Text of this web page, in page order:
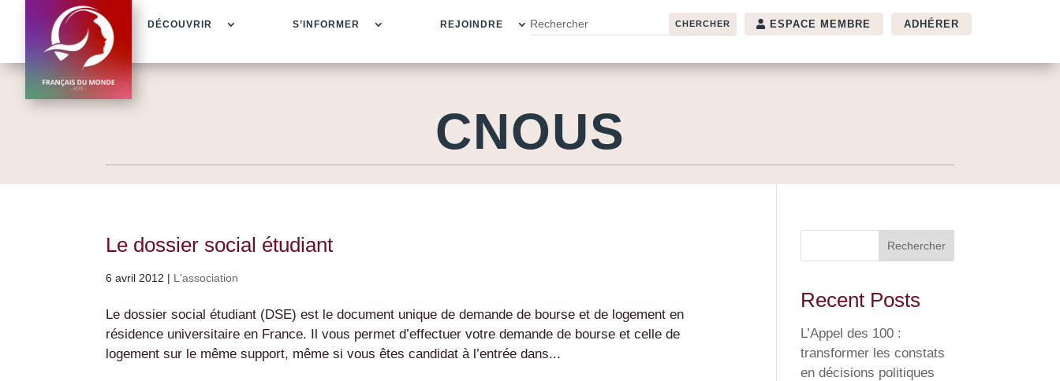
DÉCOUVRIR S’INFORMER REJOINDRE ESPACE MEMBRE ADHÉRER
CNOUS
Le dossier social étudiant
6 avril 2012 | L'association
Le dossier social étudiant (DSE) est le document unique de demande de bourse et de logement en
résidence universitaire en France. Il vous permet d’effectuer votre demande de bourse et celle de
logement sur le même support, même si vous êtes candidat à l’entrée dans...
Rechercher
Recent Posts
L’Appel des 100 :
transformer les constats
en décisions politiques